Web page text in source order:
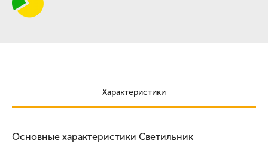
Характеристики
Основные характеристики Светильник